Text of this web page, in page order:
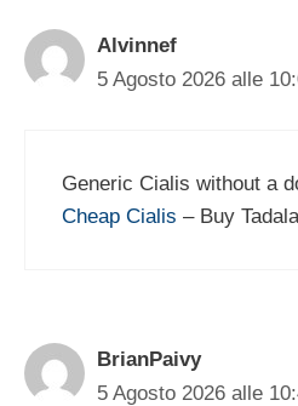
Alvinnef
5 Agosto 2026 alle
Generic Cialis without a
Cheap Cialis – Buy
BrianPaivy
5 Agosto 2026 alle